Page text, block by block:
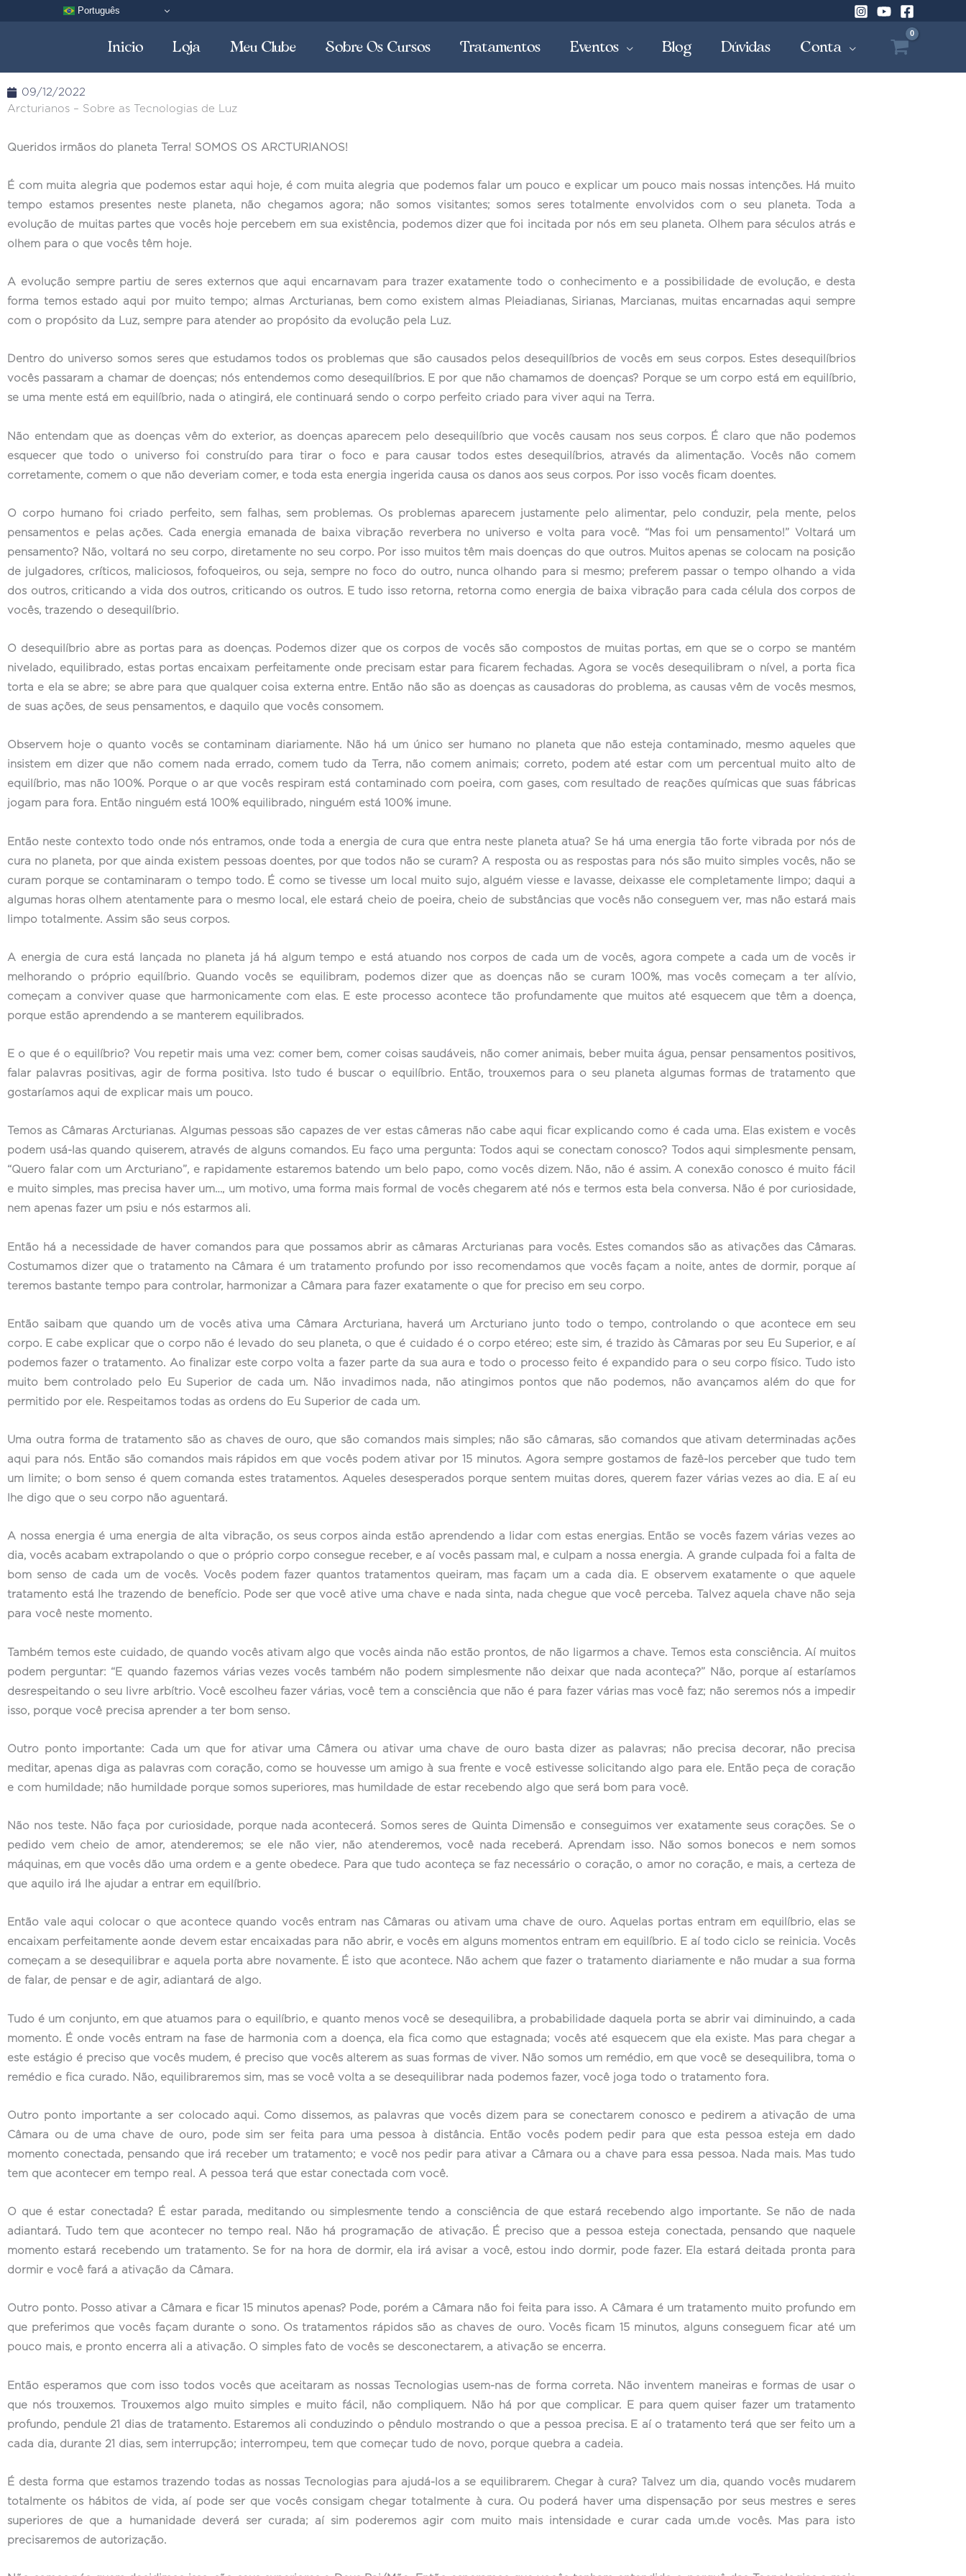
Português
Inicio Loja Meu Clube Sobre Os Cursos Tratamentos Eventos Blog Dúvidas Conta
09/12/2022
Arcturianos – Sobre as Tecnologias de Luz
Queridos irmãos do planeta Terra! SOMOS OS ARCTURIANOS!
É com muita alegria que podemos estar aqui hoje, é com muita alegria que podemos falar um pouco e explicar um pouco mais nossas intenções. Há muito
tempo estamos presentes neste planeta, não chegamos agora; não somos visitantes; somos seres totalmente envolvidos com o seu planeta. Toda a
evolução de muitas partes que vocês hoje percebem em sua existência, podemos dizer que foi incitada por nós em seu planeta. Olhem para séculos atrás e
olhem para o que vocês têm hoje.
A evolução sempre partiu de seres externos que aqui encarnavam para trazer exatamente todo o conhecimento e a possibilidade de evolução, e desta
forma temos estado aqui por muito tempo; almas Arcturianas, bem como existem almas Pleiadianas, Sirianas, Marcianas, muitas encarnadas aqui sempre
com o propósito da Luz, sempre para atender ao propósito da evolução pela Luz.
Dentro do universo somos seres que estudamos todos os problemas que são causados pelos desequilíbrios de vocês em seus corpos. Estes desequilíbrios
vocês passaram a chamar de doenças; nós entendemos como desequilíbrios. E por que não chamamos de doenças? Porque se um corpo está em equilíbrio,
se uma mente está em equilíbrio, nada o atingirá, ele continuará sendo o corpo perfeito criado para viver aqui na Terra.
Não entendam que as doenças vêm do exterior, as doenças aparecem pelo desequilíbrio que vocês causam nos seus corpos. É claro que não podemos
esquecer que todo o universo foi construído para tirar o foco e para causar todos estes desequilíbrios, através da alimentação. Vocês não comem
corretamente, comem o que não deveriam comer, e toda esta energia ingerida causa os danos aos seus corpos. Por isso vocês ficam doentes.
O corpo humano foi criado perfeito, sem falhas, sem problemas. Os problemas aparecem justamente pelo alimentar, pelo conduzir, pela mente, pelos
pensamentos e pelas ações. Cada energia emanada de baixa vibração reverbera no universo e volta para você. “Mas foi um pensamento!” Voltará um
pensamento? Não, voltará no seu corpo, diretamente no seu corpo. Por isso muitos têm mais doenças do que outros. Muitos apenas se colocam na posição
de julgadores, críticos, maliciosos, fofoqueiros, ou seja, sempre no foco do outro, nunca olhando para si mesmo; preferem passar o tempo olhando a vida
dos outros, criticando a vida dos outros, criticando os outros. E tudo isso retorna, retorna como energia de baixa vibração para cada célula dos corpos de
vocês, trazendo o desequilíbrio.
O desequilíbrio abre as portas para as doenças. Podemos dizer que os corpos de vocês são compostos de muitas portas, em que se o corpo se mantém
nivelado, equilibrado, estas portas encaixam perfeitamente onde precisam estar para ficarem fechadas. Agora se vocês desequilibram o nível, a porta fica
torta e ela se abre; se abre para que qualquer coisa externa entre. Então não são as doenças as causadoras do problema, as causas vêm de vocês mesmos,
de suas ações, de seus pensamentos, e daquilo que vocês consomem.
Observem hoje o quanto vocês se contaminam diariamente. Não há um único ser humano no planeta que não esteja contaminado, mesmo aqueles que
insistem em dizer que não comem nada errado, comem tudo da Terra, não comem animais; correto, podem até estar com um percentual muito alto de
equilíbrio, mas não 100%. Porque o ar que vocês respiram está contaminado com poeira, com gases, com resultado de reações químicas que suas fábricas
jogam para fora. Então ninguém está 100% equilibrado, ninguém está 100% imune.
Então neste contexto todo onde nós entramos, onde toda a energia de cura que entra neste planeta atua? Se há uma energia tão forte vibrada por nós de
cura no planeta, por que ainda existem pessoas doentes, por que todos não se curam? A resposta ou as respostas para nós são muito simples vocês, não se
curam porque se contaminaram o tempo todo. É como se tivesse um local muito sujo, alguém viesse e lavasse, deixasse ele completamente limpo; daqui a
algumas horas olhem atentamente para o mesmo local, ele estará cheio de poeira, cheio de substâncias que vocês não conseguem ver, mas não estará mais
limpo totalmente. Assim são seus corpos.
A energia de cura está lançada no planeta já há algum tempo e está atuando nos corpos de cada um de vocês, agora compete a cada um de vocês ir
melhorando o próprio equilíbrio. Quando vocês se equilibram, podemos dizer que as doenças não se curam 100%, mas vocês começam a ter alívio,
começam a conviver quase que harmonicamente com elas. E este processo acontece tão profundamente que muitos até esquecem que têm a doença,
porque estão aprendendo a se manterem equilibrados.
E o que é o equilíbrio? Vou repetir mais uma vez: comer bem, comer coisas saudáveis, não comer animais, beber muita água, pensar pensamentos positivos,
falar palavras positivas, agir de forma positiva. Isto tudo é buscar o equilíbrio. Então, trouxemos para o seu planeta algumas formas de tratamento que
gostaríamos aqui de explicar mais um pouco.
Temos as Câmaras Arcturianas. Algumas pessoas são capazes de ver estas câmeras não cabe aqui ficar explicando como é cada uma. Elas existem e vocês
podem usá-las quando quiserem, através de alguns comandos. Eu faço uma pergunta: Todos aqui se conectam conosco? Todos aqui simplesmente pensam,
“Quero falar com um Arcturiano”, e rapidamente estaremos batendo um belo papo, como vocês dizem. Não, não é assim. A conexão conosco é muito fácil
e muito simples, mas precisa haver um…, um motivo, uma forma mais formal de vocês chegarem até nós e termos esta bela conversa. Não é por curiosidade,
nem apenas fazer um psiu e nós estarmos ali.
Então há a necessidade de haver comandos para que possamos abrir as câmaras Arcturianas para vocês. Estes comandos são as ativações das Câmaras.
Costumamos dizer que o tratamento na Câmara é um tratamento profundo por isso recomendamos que vocês façam a noite, antes de dormir, porque aí
teremos bastante tempo para controlar, harmonizar a Câmara para fazer exatamente o que for preciso em seu corpo.
Então saibam que quando um de vocês ativa uma Câmara Arcturiana, haverá um Arcturiano junto todo o tempo, controlando o que acontece em seu
corpo. E cabe explicar que o corpo não é levado do seu planeta, o que é cuidado é o corpo etéreo; este sim, é trazido às Câmaras por seu Eu Superior, e aí
podemos fazer o tratamento. Ao finalizar este corpo volta a fazer parte da sua aura e todo o processo feito é expandido para o seu corpo físico. Tudo isto
muito bem controlado pelo Eu Superior de cada um. Não invadimos nada, não atingimos pontos que não podemos, não avançamos além do que for
permitido por ele. Respeitamos todas as ordens do Eu Superior de cada um.
Uma outra forma de tratamento são as chaves de ouro, que são comandos mais simples; não são câmaras, são comandos que ativam determinadas ações
aqui para nós. Então são comandos mais rápidos em que vocês podem ativar por 15 minutos. Agora sempre gostamos de fazê-los perceber que tudo tem
um limite; o bom senso é quem comanda estes tratamentos. Aqueles desesperados porque sentem muitas dores, querem fazer várias vezes ao dia. E aí eu
lhe digo que o seu corpo não aguentará.
A nossa energia é uma energia de alta vibração, os seus corpos ainda estão aprendendo a lidar com estas energias. Então se vocês fazem várias vezes ao
dia, vocês acabam extrapolando o que o próprio corpo consegue receber, e aí vocês passam mal, e culpam a nossa energia. A grande culpada foi a falta de
bom senso de cada um de vocês. Vocês podem fazer quantos tratamentos queiram, mas façam um a cada dia. E observem exatamente o que aquele
tratamento está lhe trazendo de benefício. Pode ser que você ative uma chave e nada sinta, nada chegue que você perceba. Talvez aquela chave não seja
para você neste momento.
Também temos este cuidado, de quando vocês ativam algo que vocês ainda não estão prontos, de não ligarmos a chave. Temos esta consciência. Aí muitos
podem perguntar: “E quando fazemos várias vezes vocês também não podem simplesmente não deixar que nada aconteça?” Não, porque aí estaríamos
desrespeitando o seu livre arbítrio. Você escolheu fazer várias, você tem a consciência que não é para fazer várias mas você faz; não seremos nós a impedir
isso, porque você precisa aprender a ter bom senso.
Outro ponto importante: Cada um que for ativar uma Câmera ou ativar uma chave de ouro basta dizer as palavras; não precisa decorar, não precisa
meditar, apenas diga as palavras com coração, como se houvesse um amigo à sua frente e você estivesse solicitando algo para ele. Então peça de coração
e com humildade; não humildade porque somos superiores, mas humildade de estar recebendo algo que será bom para você.
Não nos teste. Não faça por curiosidade, porque nada acontecerá. Somos seres de Quinta Dimensão e conseguimos ver exatamente seus corações. Se o
pedido vem cheio de amor, atenderemos; se ele não vier, não atenderemos, você nada receberá. Aprendam isso. Não somos bonecos e nem somos
máquinas, em que vocês dão uma ordem e a gente obedece. Para que tudo aconteça se faz necessário o coração, o amor no coração, e mais, a certeza de
que aquilo irá lhe ajudar a entrar em equilíbrio.
Então vale aqui colocar o que acontece quando vocês entram nas Câmaras ou ativam uma chave de ouro. Aquelas portas entram em equilíbrio, elas se
encaixam perfeitamente aonde devem estar encaixadas para não abrir, e vocês em alguns momentos entram em equilíbrio. E aí todo ciclo se reinicia. Vocês
começam a se desequilibrar e aquela porta abre novamente. É isto que acontece. Não achem que fazer o tratamento diariamente e não mudar a sua forma
de falar, de pensar e de agir, adiantará de algo.
Tudo é um conjunto, em que atuamos para o equilíbrio, e quanto menos você se desequilibra, a probabilidade daquela porta se abrir vai diminuindo, a cada
momento. É onde vocês entram na fase de harmonia com a doença, ela fica como que estagnada; vocês até esquecem que ela existe. Mas para chegar a
este estágio é preciso que vocês mudem, é preciso que vocês alterem as suas formas de viver. Não somos um remédio, em que você se desequilibra, toma o
remédio e fica curado. Não, equilibraremos sim, mas se você volta a se desequilibrar nada podemos fazer, você joga todo o tratamento fora.
Outro ponto importante a ser colocado aqui. Como dissemos, as palavras que vocês dizem para se conectarem conosco e pedirem a ativação de uma
Câmara ou de uma chave de ouro, pode sim ser feita para uma pessoa à distância. Então vocês podem pedir para que esta pessoa esteja em dado
momento conectada, pensando que irá receber um tratamento; e você nos pedir para ativar a Câmara ou a chave para essa pessoa. Nada mais. Mas tudo
tem que acontecer em tempo real. A pessoa terá que estar conectada com você.
O que é estar conectada? É estar parada, meditando ou simplesmente tendo a consciência de que estará recebendo algo importante. Se não de nada
adiantará. Tudo tem que acontecer no tempo real. Não há programação de ativação. É preciso que a pessoa esteja conectada, pensando que naquele
momento estará recebendo um tratamento. Se for na hora de dormir, ela irá avisar a você, estou indo dormir, pode fazer. Ela estará deitada pronta para
dormir e você fará a ativação da Câmara.
Outro ponto. Posso ativar a Câmara e ficar 15 minutos apenas? Pode, porém a Câmara não foi feita para isso. A Câmara é um tratamento muito profundo em
que preferimos que vocês façam durante o sono. Os tratamentos rápidos são as chaves de ouro. Vocês ficam 15 minutos, alguns conseguem ficar até um
pouco mais, e pronto encerra ali a ativação. O simples fato de vocês se desconectarem, a ativação se encerra.
Então esperamos que com isso todos vocês que aceitaram as nossas Tecnologias usem-nas de forma correta. Não inventem maneiras e formas de usar o
que nós trouxemos. Trouxemos algo muito simples e muito fácil, não compliquem. Não há por que complicar. E para quem quiser fazer um tratamento
profundo, pendule 21 dias de tratamento. Estaremos ali conduzindo o pêndulo mostrando o que a pessoa precisa. E aí o tratamento terá que ser feito um a
cada dia, durante 21 dias, sem interrupção; interrompeu, tem que começar tudo de novo, porque quebra a cadeia.
É desta forma que estamos trazendo todas as nossas Tecnologias para ajudá-los a se equilibrarem. Chegar à cura? Talvez um dia, quando vocês mudarem
totalmente os hábitos de vida, aí pode ser que vocês consigam chegar totalmente à cura. Ou poderá haver uma dispensação por seus mestres e seres
superiores de que a humanidade deverá ser curada; aí sim poderemos agir com muito mais intensidade e curar cada um.de vocês. Mas para isto
precisaremos de autorização.